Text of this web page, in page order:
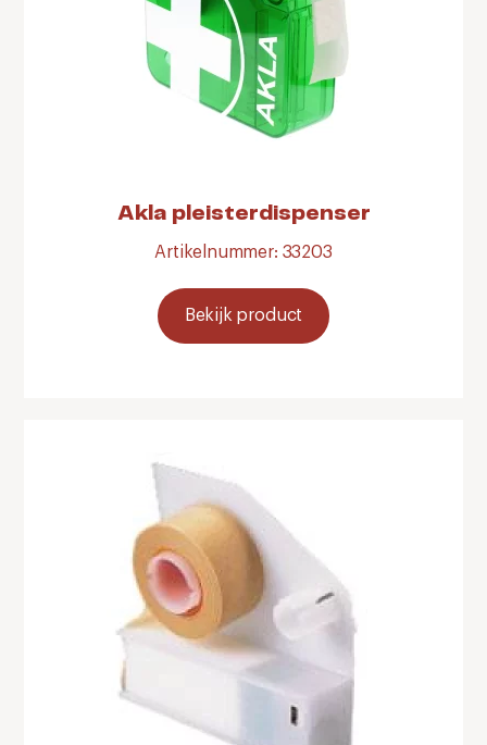
Akla pleisterdispenser
Artikelnummer: 33203
Bekijk product